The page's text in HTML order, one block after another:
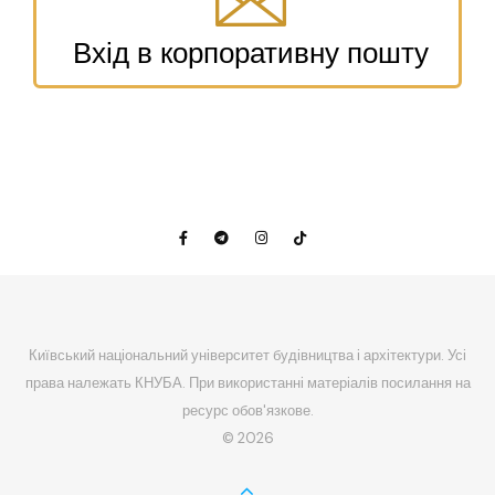
Вхід в корпоративну пошту
Київський національний університет будівництва і архітектури. Усі
права належать КНУБА. При використанні матеріалів посилання на
ресурс обов'язкове.
© 2026